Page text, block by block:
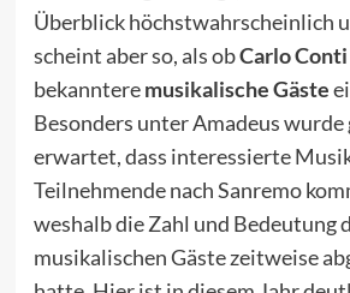
Überblick höchstwahrscheinlich
scheint aber so, als obCarlo Conti
bekannteremusikalische Gäste
Besonders unter Amadeus
erwartet, dass interessierte
Teilnehmende nach Sanremo
weshalb die Zahl und Bedeutung
musikalischen Gäste zeitweise